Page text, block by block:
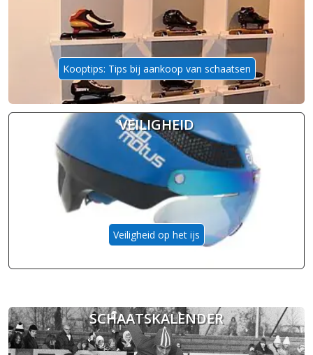
Kooptips: Tips bij aankoop van schaatsen
VEILIGHEID
Veiligheid op het ijs
SCHAATSKALENDER